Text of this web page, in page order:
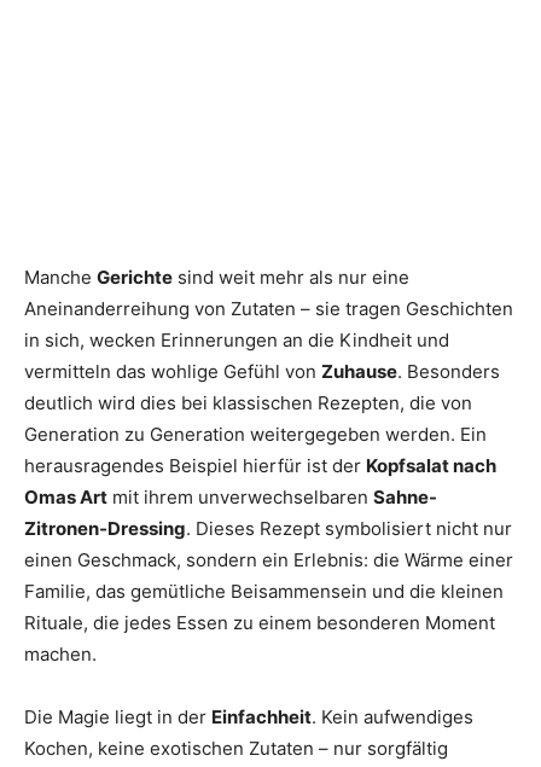
Manche Gerichte sind weit mehr als nur eine
Aneinanderreihung von Zutaten – sie tragen Geschichten
in sich, wecken Erinnerungen an die Kindheit und
vermitteln das wohlige Gefühl von Zuhause. Besonders
deutlich wird dies bei klassischen Rezepten, die von
Generation zu Generation weitergegeben werden. Ein
herausragendes Beispiel hierfür ist der Kopfsalat nach
Omas Art mit ihrem unverwechselbaren Sahne-
Zitronen-Dressing. Dieses Rezept symbolisiert nicht nur
einen Geschmack, sondern ein Erlebnis: die Wärme einer
Familie, das gemütliche Beisammensein und die kleinen
Rituale, die jedes Essen zu einem besonderen Moment
machen.
Die Magie liegt in der Einfachheit. Kein aufwendiges
Kochen, keine exotischen Zutaten – nur sorgfältig